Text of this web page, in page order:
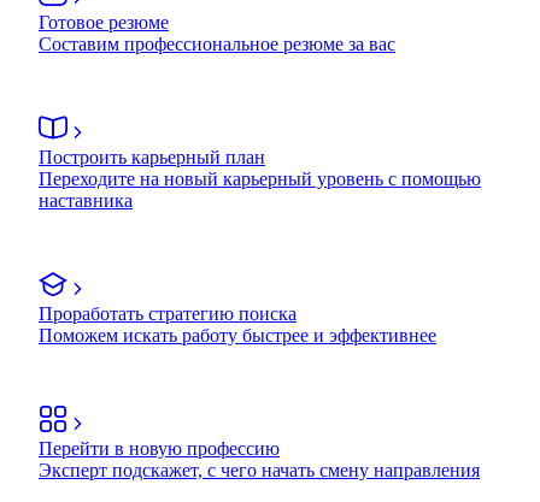
Готовое резюме
Составим профессиональное резюме за вас
Построить карьерный план
Переходите на новый карьерный уровень с помощью
наставника
Проработать стратегию поиска
Поможем искать работу быстрее и эффективнее
Перейти в новую профессию
Эксперт подскажет, с чего начать смену направления